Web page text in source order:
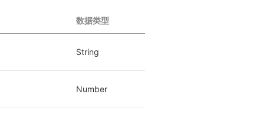
数据类型
String
Number